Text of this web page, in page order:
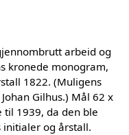
arbeid og
kronede monogram,
1822. (Muligens
Gilhus.) Mål 62 x
til 1939, da den ble
initialer og årstall.